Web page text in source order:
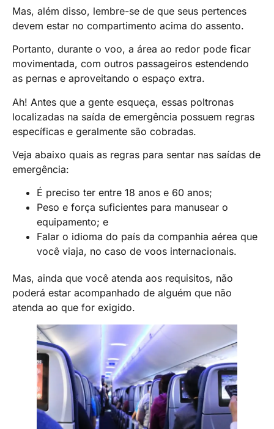
Mas, além disso, lembre-se de que seus pertences
devem estar no compartimento acima do assento.
Portanto, durante o voo, a área ao redor pode ficar
movimentada, com outros passageiros estendendo
as pernas e aproveitando o espaço extra.
Ah! Antes que a gente esqueça, essas poltronas
localizadas na saída de emergência possuem regras
específicas e geralmente são cobradas.
Veja abaixo quais as regras para sentar nas saídas de
emergência:
É preciso ter entre 18 anos e 60 anos;
Peso e força suficientes para manusear o
equipamento; e
Falar o idioma do país da companhia aérea que
você viaja, no caso de voos internacionais.
Mas, ainda que você atenda aos requisitos, não
poderá estar acompanhado de alguém que não
atenda ao que for exigido.